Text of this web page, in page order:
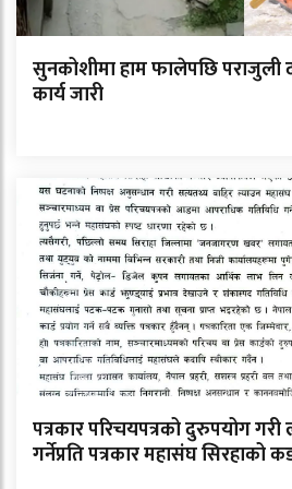
सुनकोशीमा हाम फालेपछि पराजुली
कार्य जारी
पत्रकार परिचयपत्रको दुरुपयोग
गर्नेप्रति पत्रकार महासंघ सिरहाको